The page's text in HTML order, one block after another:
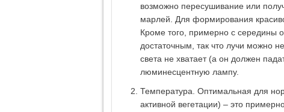
возможно пересушивание или
марлей. Для формирования
Кроме того, примерно с середины
достаточным, так что лучи можно
света не хватает (а он должен
люминесцентную лампу.
Температура. Оптимальная для
активной вегетации) – это